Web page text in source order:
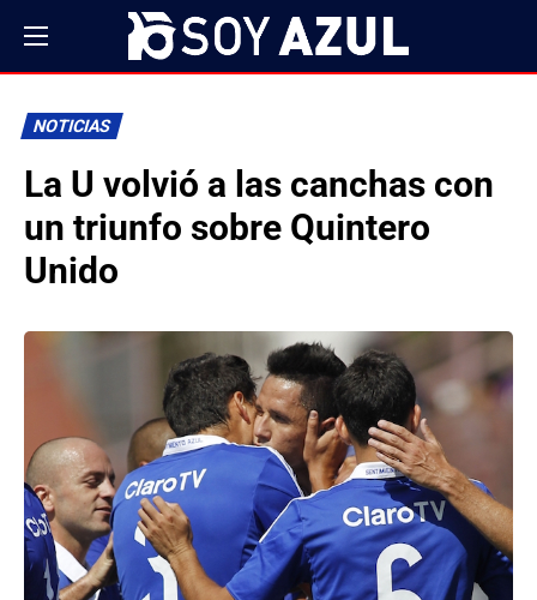
NOTICIAS
La U volvió a las canchas con
un triunfo sobre Quintero
Unido